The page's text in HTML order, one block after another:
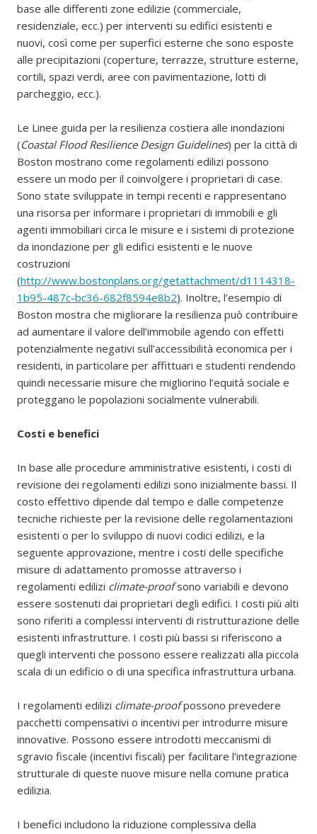
base alle differenti zone edilizie (commerciale,
residenziale, ecc.) per interventi su edifici esistenti e
nuovi, così come per superfici esterne che sono esposte
alle precipitazioni (coperture, terrazze, strutture esterne,
cortili, spazi verdi, aree con pavimentazione, lotti di
parcheggio, ecc.).
Le Linee guida per la resilienza costiera alle inondazioni
(Coastal Flood Resilience Design Guidelines) per la città di
Boston mostrano come regolamenti edilizi possono
essere un modo per il coinvolgere i proprietari di case.
Sono state sviluppate in tempi recenti e rappresentano
una risorsa per informare i proprietari di immobili e gli
agenti immobiliari circa le misure e i sistemi di protezione
da inondazione per gli edifici esistenti e le nuove
costruzioni
(http://www.bostonplans.org/getattachment/d1114318-
1b95-487c-bc36-682f8594e8b2). Inoltre, l’esempio di
Boston mostra che migliorare la resilienza può contribuire
ad aumentare il valore dell’immobile agendo con effetti
potenzialmente negativi sull’accessibilità economica per i
residenti, in particolare per affittuari e studenti rendendo
quindi necessarie misure che migliorino l’equità sociale e
proteggano le popolazioni socialmente vulnerabili.
Costi e benefici
In base alle procedure amministrative esistenti, i costi di
revisione dei regolamenti edilizi sono inizialmente bassi. Il
costo effettivo dipende dal tempo e dalle competenze
tecniche richieste per la revisione delle regolamentazioni
esistenti o per lo sviluppo di nuovi codici edilizi, e la
seguente approvazione, mentre i costi delle specifiche
misure di adattamento promosse attraverso i
regolamenti edilizi climate-proofsono variabili e devono
essere sostenuti dai proprietari degli edifici. I costi più alti
sono riferiti a complessi interventi di ristrutturazione delle
esistenti infrastrutture. I costi più bassi si riferiscono a
quegli interventi che possono essere realizzati alla piccola
scala di un edificio o di una specifica infrastruttura urbana.
I regolamenti edilizi climate-proofpossono prevedere
pacchetti compensativi o incentivi per introdurre misure
innovative. Possono essere introdotti meccanismi di
sgravio fiscale (incentivi fiscali) per facilitare l’integrazione
strutturale di queste nuove misure nella comune pratica
edilizia.
I benefici includono la riduzione complessiva della